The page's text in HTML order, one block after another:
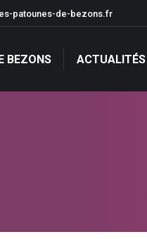
patounes-de-bezons.fr
BEZONS ACTUALITÉS